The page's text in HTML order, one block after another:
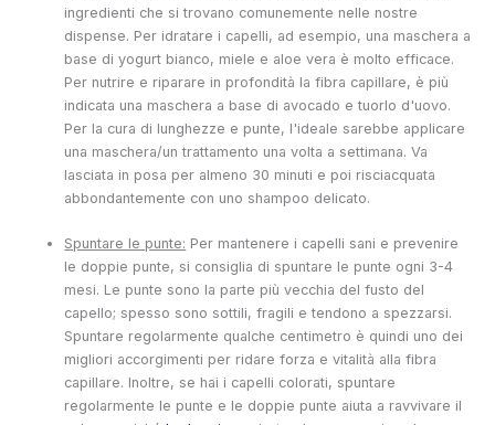
ingredienti che si trovano comunemente nelle nostre
dispense. Per idratare i capelli, ad esempio, una maschera a
base di yogurt bianco, miele e aloe vera è molto efficace.
Per nutrire e riparare in profondità la fibra capillare, è più
indicata una maschera a base di avocado e tuorlo d'uovo.
Per la cura di lunghezze e punte, l'ideale sarebbe applicare
una maschera/un trattamento una volta a settimana. Va
lasciata in posa per almeno 30 minuti e poi risciacquata
abbondantemente con uno shampoo delicato.
Spuntare le punte: Per mantenere i capelli sani e prevenire
le doppie punte, si consiglia di spuntare le punte ogni 3-4
mesi. Le punte sono la parte più vecchia del fusto del
capello; spesso sono sottili, fragili e tendono a spezzarsi.
Spuntare regolarmente qualche centimetro è quindi uno dei
migliori accorgimenti per ridare forza e vitalità alla fibra
capillare. Inoltre, se hai i capelli colorati, spuntare
regolarmente le punte e le doppie punte aiuta a ravvivare il